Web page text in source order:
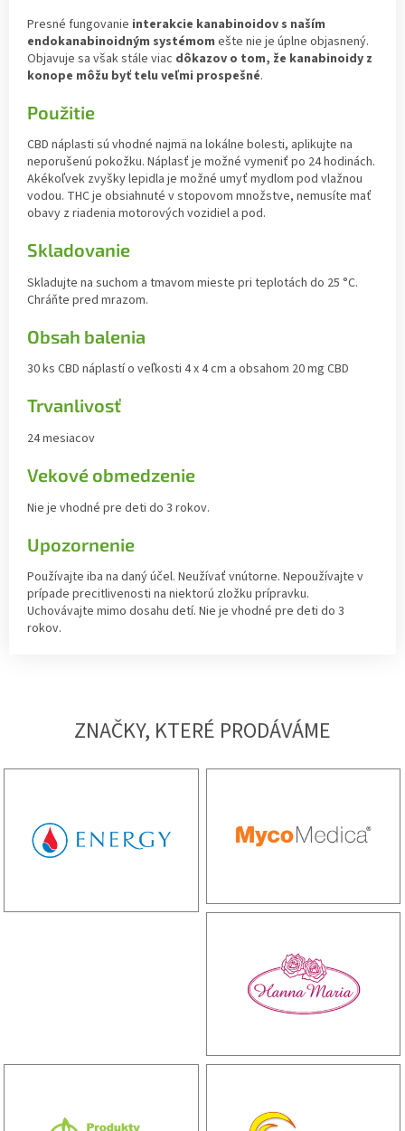
Presné fungovanie interakcie kanabinoidov s naším
endokanabinoidným systémom ešte nie je úplne objasnený.
Objavuje sa však stále viac dôkazov o tom, že kanabinoidy z
konope môžu byť telu veľmi prospešné.
Použitie
CBD náplasti sú vhodné najmä na lokálne bolesti, aplikujte na
neporušenú pokožku. Náplasť je možné vymeniť po 24 hodinách.
Akékoľvek zvyšky lepidla je možné umyť mydlom pod vlažnou
vodou. THC je obsiahnuté v stopovom množstve, nemusíte mať
obavy z riadenia motorových vozidiel a pod.
Skladovanie
Skladujte na suchom a tmavom mieste pri teplotách do 25 °C.
Chráňte pred mrazom.
Obsah balenia
30 ks CBD náplastí o veľkosti 4 x 4 cm a obsahom 20 mg CBD
Trvanlivosť
24 mesiacov
Vekové obmedzenie
Nie je vhodné pre deti do 3 rokov.
Upozornenie
Používajte iba na daný účel. Neužívať vnútorne. Nepoužívajte v
prípade precitlivenosti na niektorú zložku prípravku.
Uchovávajte mimo dosahu detí. Nie je vhodné pre deti do 3
rokov.
ZNAČKY, KTERÉ PRODÁVÁME